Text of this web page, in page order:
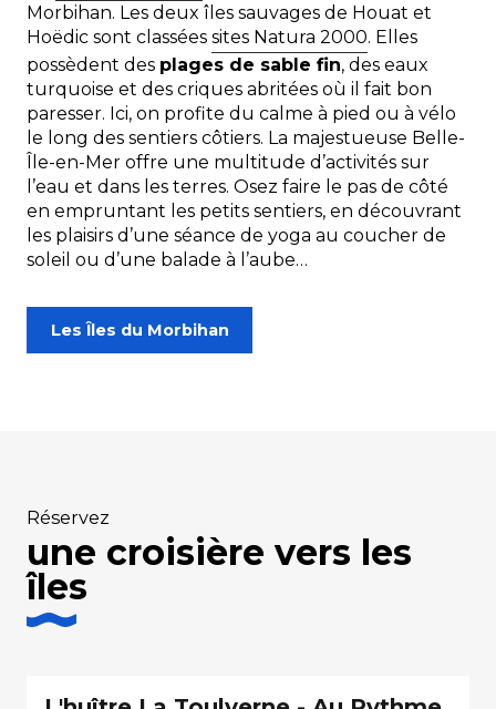
Morbihan. Les deux îles sauvages de Houat et
Hoëdic sont classées sites Natura 2000. Elles
possèdent des plages de sable fin, des eaux
turquoise et des criques abritées où il fait bon
paresser. Ici, on profite du calme à pied ou à vélo
le long des sentiers côtiers. La majestueuse Belle-
Île-en-Mer offre une multitude d’activités sur
l’eau et dans les terres. Osez faire le pas de côté
en empruntant les petits sentiers, en découvrant
les plaisirs d’une séance de yoga au coucher de
soleil ou d’une balade à l’aube…
Les Îles du Morbihan
Réservez
une croisière vers les
îles